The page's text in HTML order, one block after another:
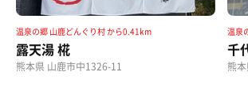
温泉の郷 山鹿どんぐり村 から0.41km
露天湯 椛
熊本県 山鹿市中1326-11
温泉
千
熊